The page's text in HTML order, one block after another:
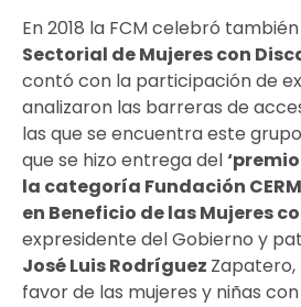
En 2018 la FCM celebró
Sectorial de Mujeres con
contó con la participación de
analizaron las barreras de
las que se encuentra este
que se hizo entrega del
la categoría Fundación
en Beneficio de las Mujeres
expresidente del Gobierno y
José Luis Rodríguez
favor de las mujeres y niñas